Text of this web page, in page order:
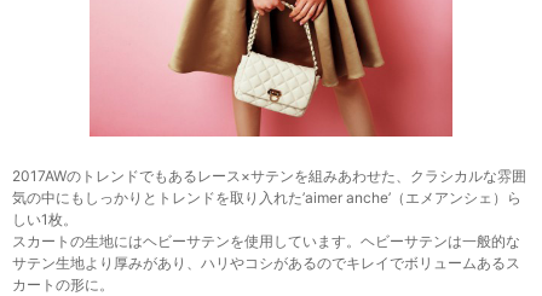
2017AWのトレンドでもあるレース×サテンを組みあわせた、クラシカルな雰囲
気の中にもしっかりとトレンドを取り入れた’aimer anche’（エメアンシェ）ら
しい1枚。
スカートの生地にはヘビーサテンを使用しています。ヘビーサテンは一般的な
サテン生地より厚みがあり、ハリやコシがあるのでキレイでボリュームあるス
カートの形に。